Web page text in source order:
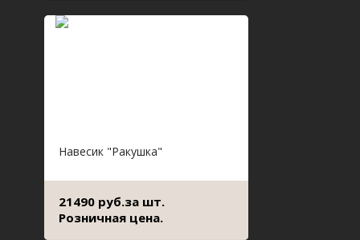
Навесик "Ракушка"
21490 руб.за шт.
Розничная цена.